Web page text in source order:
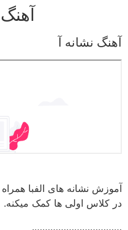
محتوا
آهنگ نشانه آ
آموزش نشانه های الفبا
در کلاس اولی ها کمک میکنه.
…………………………….